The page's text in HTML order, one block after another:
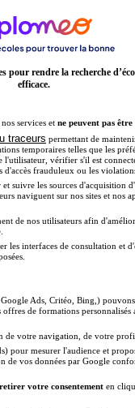
est fait pour toi ?
pour rendre la recherche
efficace.
services et ne peuvent pas être
traceurs permettant de
temporaires telles que les
l'utilisateur, vérifier s'il est
d'accès frauduleux ou les
suivre les sources d'acquisition
naviguent sur nos sites et nos
de nos utilisateurs afin
les interfaces de consultation et
Google Ads, Critéo, Bing,)
de formations
de votre navigation, de votre
pour mesurer l'audience et
de vos données par Google
retirer votre consentement en